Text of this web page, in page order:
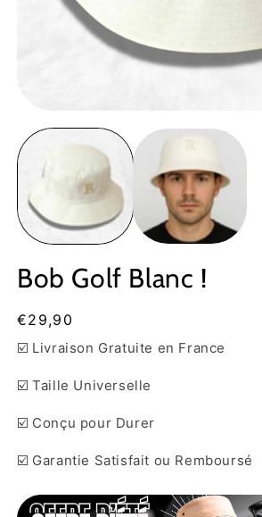
média
1
fenêtre
modale
Bob Golf Blanc !
Prix
habituel
€29,90
☑️ Livraison Gratuite en France
☑️ Taille Universelle
☑️ Conçu pour Durer
☑️ Garantie Satisfait ou Remboursé